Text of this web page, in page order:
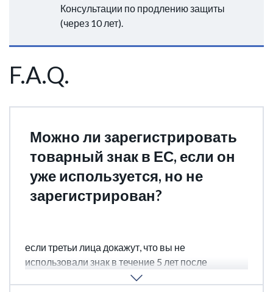
Консультации по продлению защиты
(через 10 лет).
F.A.Q.
Можно ли зарегистрировать
товарный знак в ЕС, если он
уже используется, но не
зарегистрирован?
если третьи лица докажут, что вы не
использовали знак в течение 5 лет после
регистрации, его могут аннулировать за